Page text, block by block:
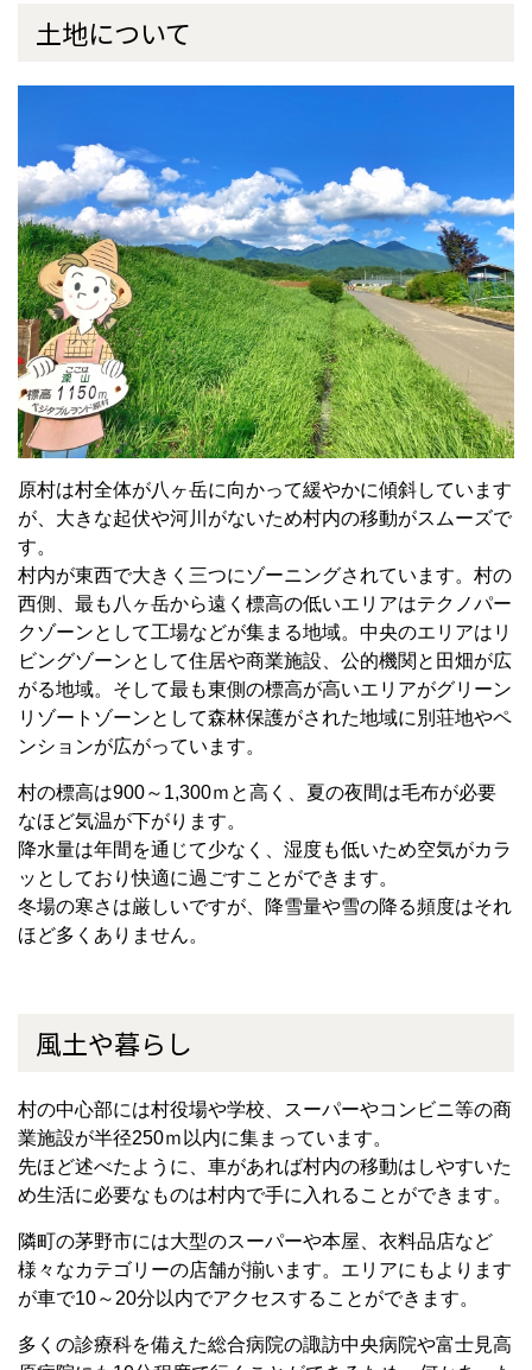
土地について
原村は村全体が八ヶ岳に向かって緩やかに傾斜しています
が、大きな起伏や河川がないため村内の移動がスムーズで
す。
村内が東西で大きく三つにゾーニングされています。村の
西側、最も八ヶ岳から遠く標高の低いエリアはテクノパー
クゾーンとして工場などが集まる地域。中央のエリアはリ
ビングゾーンとして住居や商業施設、公的機関と田畑が広
がる地域。そして最も東側の標高が高いエリアがグリーン
リゾートゾーンとして森林保護がされた地域に別荘地やペ
ンションが広がっています。
村の標高は900～1,300ｍと高く、夏の夜間は毛布が必要
なほど気温が下がります。
降水量は年間を通じて少なく、湿度も低いため空気がカラ
ッとしており快適に過ごすことができます。
冬場の寒さは厳しいですが、降雪量や雪の降る頻度はそれ
ほど多くありません。
風土や暮らし
村の中心部には村役場や学校、スーパーやコンビニ等の商
業施設が半径250ｍ以内に集まっています。
先ほど述べたように、車があれば村内の移動はしやすいた
め生活に必要なものは村内で手に入れることができます。
隣町の茅野市には大型のスーパーや本屋、衣料品店など
様々なカテゴリーの店舗が揃います。エリアにもよります
が車で10～20分以内でアクセスすることができます。
多くの診療科を備えた総合病院の諏訪中央病院や富士見高